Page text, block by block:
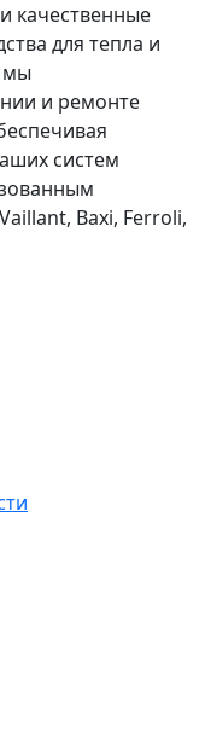
качественные
для тепла и
мы
и ремонте
систем
Baxi, Ferroli,